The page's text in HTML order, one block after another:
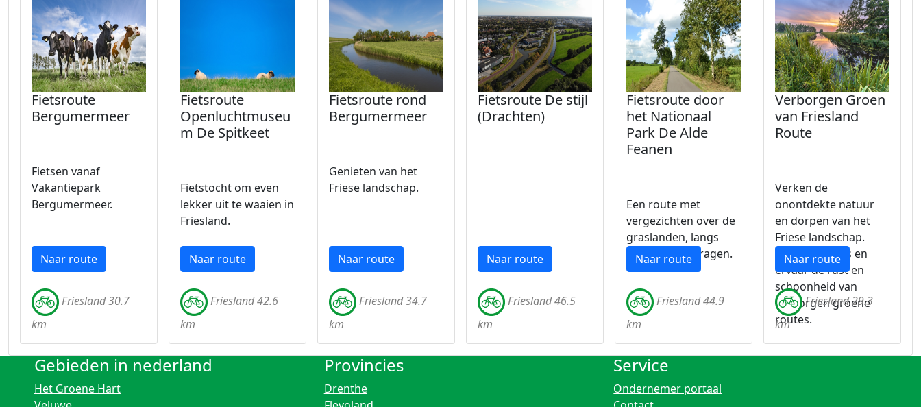
Fietsroute
Bergumermeer
Fietsen vanaf
Vakantiepark
Bergumermeer.
Naar route
Friesland 30.7
km
Fietsroute
Openluchtmuseu
m De Spitkeet
Fietstocht om even
lekker uit te waaien in
Friesland.
Naar route
Friesland 42.6
km
Fietsroute rond
Bergumermeer
Genieten van het
Friese landschap.
Naar route
Friesland 34.7
km
Fietsroute De stijl
(Drachten)
Naar route
Friesland 46.5
km
Fietsroute door
het Nationaal
Park De Alde
Feanen
Een route met
vergezichten over de
graslanden, langs
water en rietkragen.
Naar route
Friesland 44.9
km
Verborgen Groen
van Friesland
Route
Verken de
onontdekte natuur
en dorpen van het
Friese landschap.
Stap op je fiets en
ervaar de rust en
schoonheid van
verborgen groene
routes.
Naar route
Friesland 29.3
km
Gebieden in nederland
Het Groene Hart
Provincies
Drenthe
Service
Ondernemer portaal